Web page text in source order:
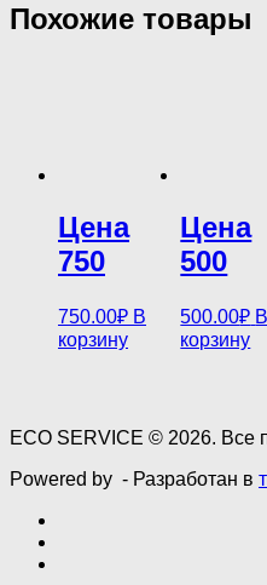
Похожие товары
Цена
750
750.00₽ В
корзину
Цена
500
500.00₽ В
корзину
ECO SERVICE © 2026. Все
Powered by - Разработан в